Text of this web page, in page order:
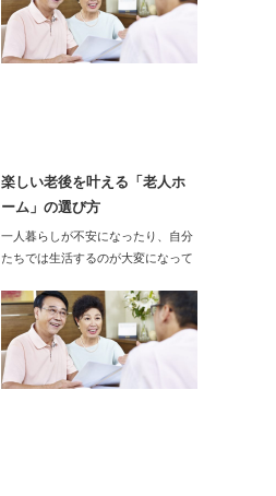
楽しい老後を叶える「老人ホ
ーム」の選び方
一人暮らしが不安になったり、自分
たちでは生活するのが大変になって